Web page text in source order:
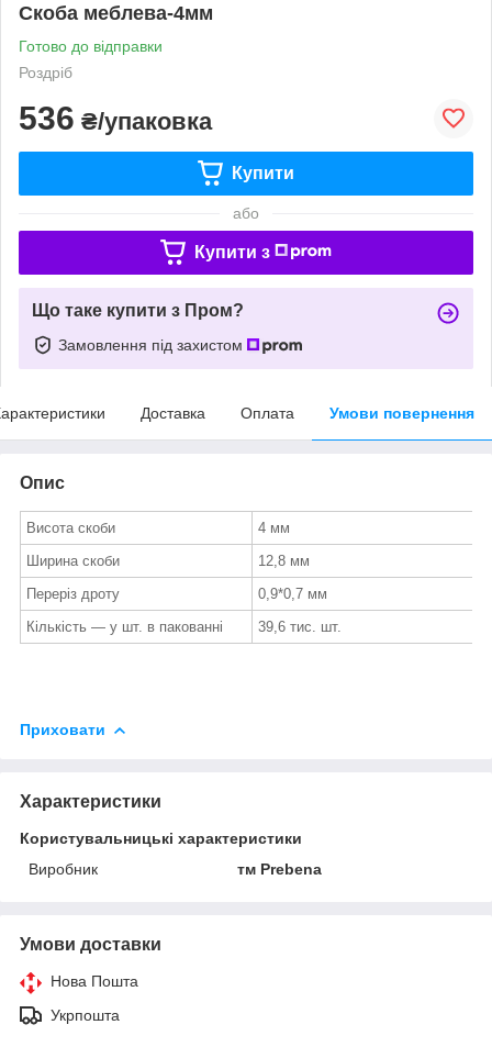
Скоба меблева-4мм
Готово до відправки
Роздріб
536 ₴/упаковка
Купити
або
Купити з
Що таке купити з Пром?
Замовлення під захистом
Доставка Оплата Умови повернення
Опис
Висота скоби
4 мм
Ширина скоби
12,8 мм
Переріз дроту
0,9*0,7 мм
Кількість — у шт. в пакованні
39,6 тис. шт.
Приховати
Характеристики
Користувальницькі характеристики
Виробник
тм Prebena
Умови доставки
Нова Пошта
Укрпошта